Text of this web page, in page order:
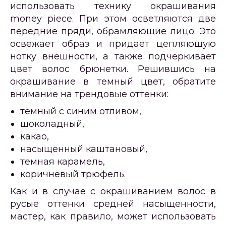
использовать технику окрашивания
money piece. При этом осветляются две
передние пряди, обрамляющие лицо. Это
освежает образ и придает цепляющую
нотку внешности, а также подчеркивает
цвет волос брюнетки. Решившись на
окрашивание в темный цвет, обратите
внимание на трендовые оттенки:
темный с синим отливом,
шоколадный,
какао,
насыщенный каштановый,
темная карамель,
коричневый трюфель.
Как и в случае с окрашиванием волос в
русые оттенки средней насыщенности,
мастер, как правило, может использовать